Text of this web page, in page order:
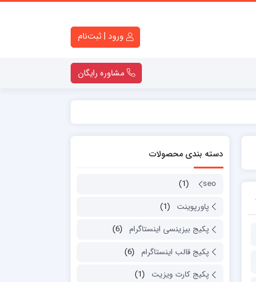
ورود | ثبت‌نام
کارت ویزیت لایه باز
تراکت لایه باز
کاتالوگ لایه باز
قالب اینستاگرام
پاورپوینت
لوگو موشن
مشاوره رایگان
دسته بندی محصولات
seo
(1)
پاورپوینت
(1)
پکیج بیزینسی اینستاگرام (6)
پکیج قالب اینستاگرام (6)
پکیج کارت ویزیت
(1)